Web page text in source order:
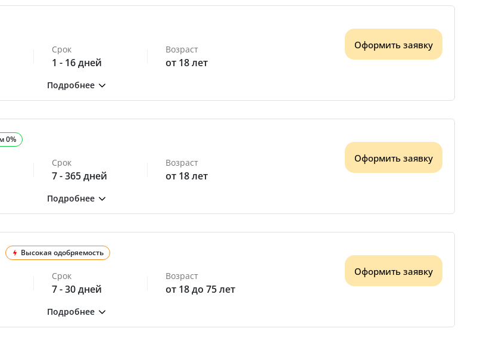
Срок
1 - 16 дней
Возраст
от 18 лет
Оформить заявку
0%
Срок
7 - 365 дней
Возраст
от 18 лет
Оформить заявку
Высокая одобряемость
Срок
7 - 30 дней
Возраст
от 18 до 75 лет
Оформить заявку